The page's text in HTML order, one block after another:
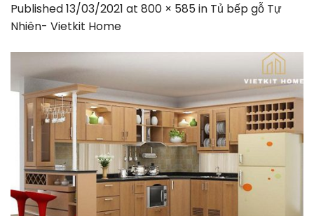
Published13/03/2021 at 800 × 585in Tủ bếp gỗ Tự
Nhiên- Vietkit Home